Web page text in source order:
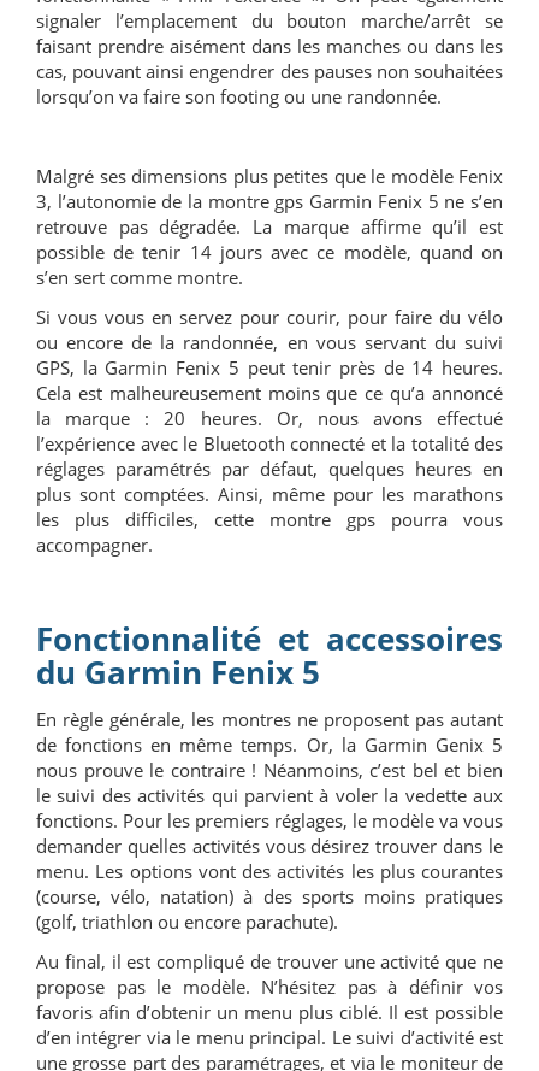
signaler l’emplacement du bouton marche/arrêt se
faisant prendre aisément dans les manches ou dans les
cas, pouvant ainsi engendrer des pauses non souhaitées
lorsqu’on va faire son footing ou une randonnée.
Malgré ses dimensions plus petites que le modèle Fenix
3, l’autonomie de la montre gps Garmin Fenix 5 ne s’en
retrouve pas dégradée. La marque affirme qu’il est
possible de tenir 14 jours avec ce modèle, quand on
s’en sert comme montre.
Si vous vous en servez pour courir, pour faire du vélo
ou encore de la randonnée, en vous servant du suivi
GPS, la Garmin Fenix 5 peut tenir près de 14 heures.
Cela est malheureusement moins que ce qu’a annoncé
la marque : 20 heures. Or, nous avons effectué
l’expérience avec le Bluetooth connecté et la totalité des
réglages paramétrés par défaut, quelques heures en
plus sont comptées. Ainsi, même pour les marathons
les plus difficiles, cette montre gps pourra vous
accompagner.
Fonctionnalité et accessoires
du Garmin Fenix 5
En règle générale, les montres ne proposent pas autant
de fonctions en même temps. Or, la Garmin Genix 5
nous prouve le contraire ! Néanmoins, c’est bel et bien
le suivi des activités qui parvient à voler la vedette aux
fonctions. Pour les premiers réglages, le modèle va vous
demander quelles activités vous désirez trouver dans le
menu. Les options vont des activités les plus courantes
(course, vélo, natation) à des sports moins pratiques
(golf, triathlon ou encore parachute).
Au final, il est compliqué de trouver une activité que ne
propose pas le modèle. N’hésitez pas à définir vos
favoris afin d’obtenir un menu plus ciblé. Il est possible
d’en intégrer via le menu principal. Le suivi d’activité est
une grosse part des paramétrages, et via le moniteur de